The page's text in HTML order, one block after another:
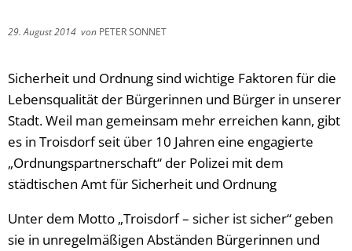
29. August 2014 von PETER SONNET
Sicherheit und Ordnung sind wichtige Faktoren für die
Lebensqualität der Bürgerinnen und Bürger in unserer
Stadt. Weil man gemeinsam mehr erreichen kann, gibt
es in Troisdorf seit über 10 Jahren eine engagierte
„Ordnungspartnerschaft“ der Polizei mit dem
städtischen Amt für Sicherheit und Ordnung
Unter dem Motto „Troisdorf – sicher ist sicher“ geben
sie in unregelmäßigen Abständen Bürgerinnen und